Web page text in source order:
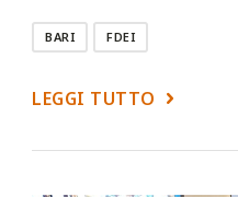
BARI FDEI
LEGGI TUTTO